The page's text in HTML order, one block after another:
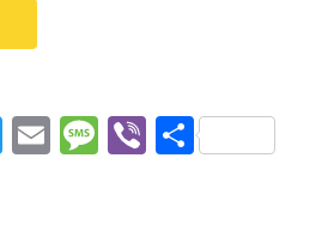
T
E
M Vi P